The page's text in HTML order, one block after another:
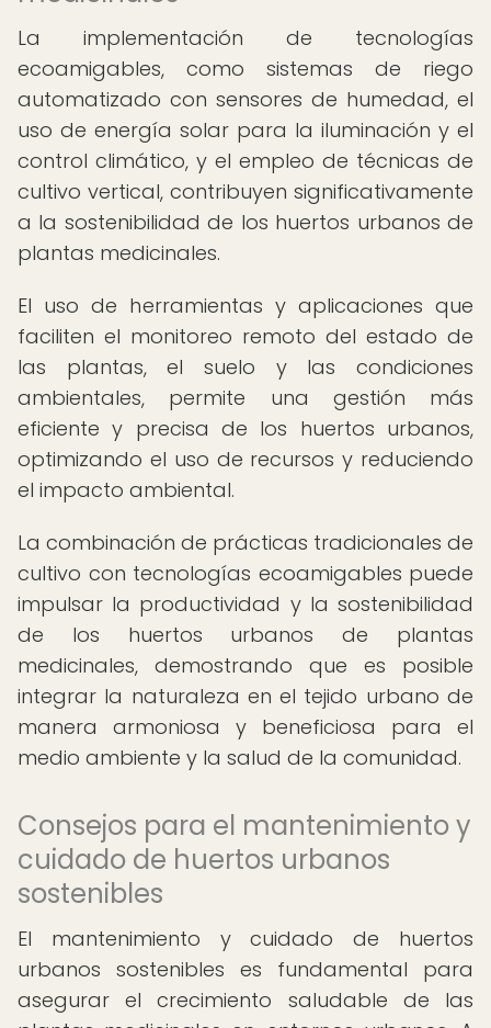
La implementación de tecnologías
ecoamigables, como sistemas de riego
automatizado con sensores de humedad, el
uso de energía solar para la iluminación y el
control climático, y el empleo de técnicas de
cultivo vertical, contribuyen significativamente
a la sostenibilidad de los huertos urbanos de
plantas medicinales.
El uso de herramientas y aplicaciones que
faciliten el monitoreo remoto del estado de
las plantas, el suelo y las condiciones
ambientales, permite una gestión más
eficiente y precisa de los huertos urbanos,
optimizando el uso de recursos y reduciendo
el impacto ambiental.
La combinación de prácticas tradicionales de
cultivo con tecnologías ecoamigables puede
impulsar la productividad y la sostenibilidad
de los huertos urbanos de plantas
medicinales, demostrando que es posible
integrar la naturaleza en el tejido urbano de
manera armoniosa y beneficiosa para el
medio ambiente y la salud de la comunidad.
Consejos para el mantenimiento y
cuidado de huertos urbanos
sostenibles
El mantenimiento y cuidado de huertos
urbanos sostenibles es fundamental para
asegurar el crecimiento saludable de las